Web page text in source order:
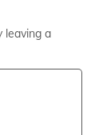
leaving a